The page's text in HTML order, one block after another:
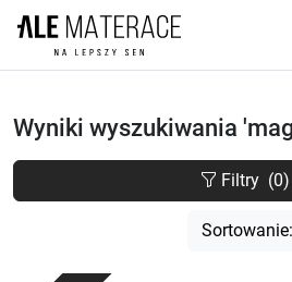
Przejdź do zawartości
Wyniki wyszukiwania
Filtry (0)